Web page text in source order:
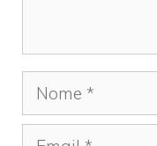
Nome
Email